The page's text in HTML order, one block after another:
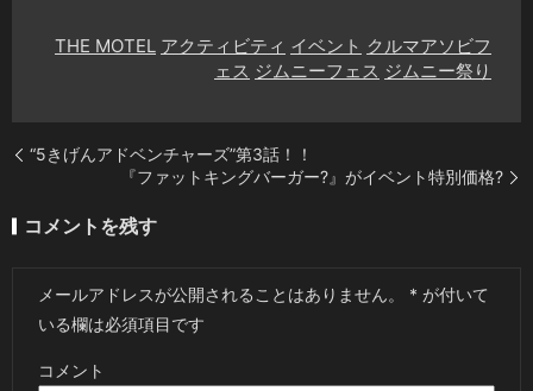
THE MOTEL アクティビティ イベント クルマアソビフ
ェス ジムニーフェス ジムニー祭り
“5きげんアドベンチャーズ”第3話！！
『ファットキングバーガー?』がイベント特別価格?
コメントを残す
メールアドレスが公開されることはありません。 * が付いて
いる欄は必須項目です
コメント